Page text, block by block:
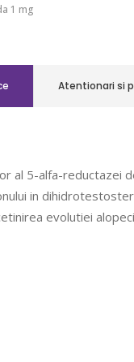
1 mg
Atentionari si
al 5-alfa-reductazei
in
evolutiei